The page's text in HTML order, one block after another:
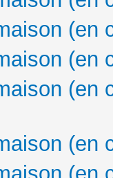
(en
(en
(en
(en